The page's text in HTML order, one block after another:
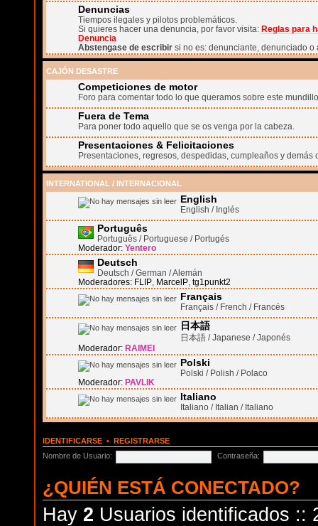
Denuncias
Tiempos ilegales y pilotos problemáticos.
Si quieres hacer una denuncia, por favor visita: Reglas para
Denuncia
Abstengase de escribir si no es: denunciante, denunciado o
CAJÓN DESASTRE
Competiciones de motor
Foro para comentar todo lo que queramos sobre este
Fuera de Tema
Para poner todo aquello que se os venga por la cabeza.
Presentaciones & Felicitaciones
Presentaciones, regresos, despedidas, cumpleaños y demás
INTERNATIONAL / INTERNACIONAL
English
English / Inglés
Português
Português / Portuguese / Portugés
Moderador: Yentero
Deutsch
Deutsch / German / Alemán
Moderadores: FLIP MarcelP tg1punkt2
Français
Français / French / Francés
日本語
日本語 / Japanese / Japonés
Moderador: RAIMEI
Polski
Polski / Polish / Polaco
Moderador: PAVLIK
Italiano
Italiano / Italian / Italiano
IDENTIFICARSE • REGISTRARSE
Nombre de Usuario:
Contraseña:
¿QUIÉN ESTÁ CONECTADO?
Hay 2 Usuarios identificados ::